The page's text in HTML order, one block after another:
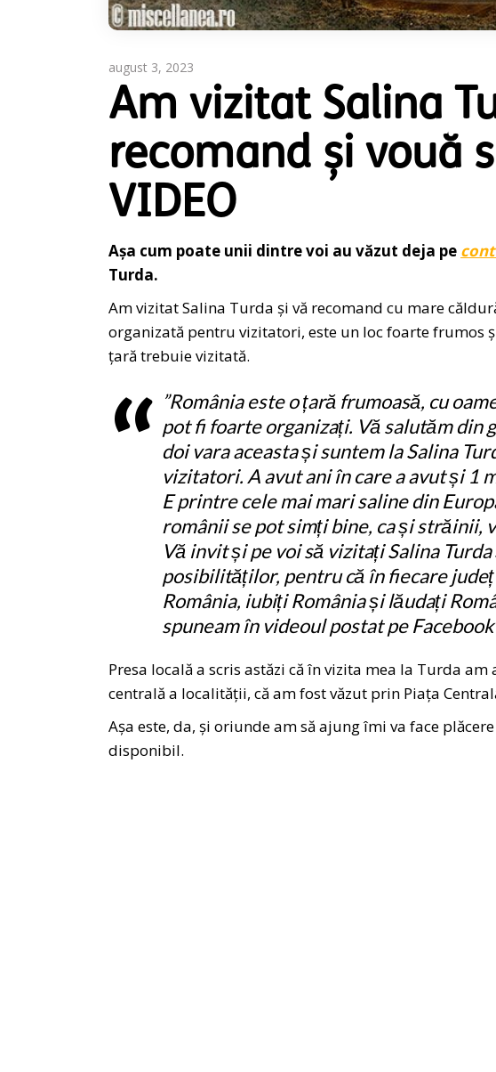
august 3, 2023
Am vizitat Salina
recomand și vouă
VIDEO
Așa cum poate unii dintre voi au văzut deja pe
Turda.
Am vizitatSalina Turda și vă recomand cu mare
organizată pentru vizitatori, este un loc foarte frumos
țară trebuie vizitată.
”România este o țară frumoasă, cu
pot fi foarte organizați. Vă salutăm din
doi vara aceasta și suntem la Salina
vizitatori. A avut ani în care a avut și 1
E printre cele mai mari saline din
românii se pot simți bine, ca și străinii,
Vă invit și pe voi să vizitați Salina
posibilităților, pentru că în fiecare
România, iubiți România și lăudați
spuneam în videoul postat pe
Presa locală a scris astăzi că învizita mea la Turda am
centrală a localității, că am fost văzut prin Piața
Așa este, da, și oriunde am să ajung îmi va face
disponibil.